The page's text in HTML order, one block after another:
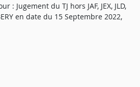
: Jugement du TJ hors JAF, JEX, JLD,
en date du 15 Septembre 2022,